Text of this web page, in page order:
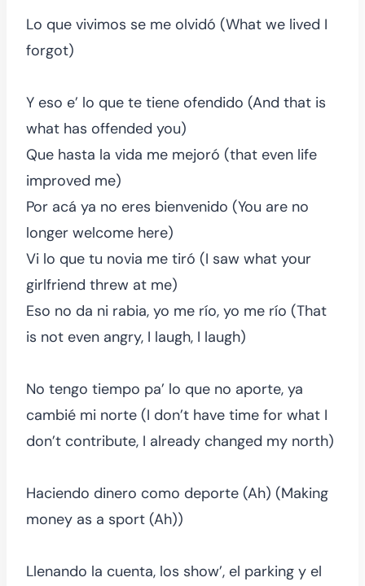
Lo que vivimos se me olvidó (What we lived I
forgot)
Y eso e’ lo que te tiene ofendido (And that is
what has offended you)
Que hasta la vida me mejoró (that even life
improved me)
Por acá ya no eres bienvenido (You are no
longer welcome here)
Vi lo que tu novia me tiró (I saw what your
girlfriend threw at me)
Eso no da ni rabia, yo me río, yo me río (That
is not even angry, I laugh, I laugh)
No tengo tiempo pa’ lo que no aporte, ya
cambié mi norte (I don’t have time for what I
don’t contribute, I already changed my north)
Haciendo dinero como deporte (Ah) (Making
money as a sport (Ah))
Llenando la cuenta, los show’, el parking y el